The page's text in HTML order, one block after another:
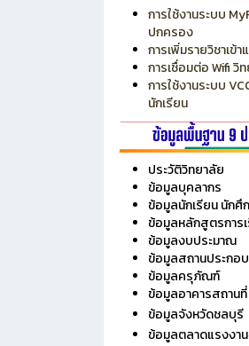
การใช้งานระบบ
ปกครอง
การเพิ่มรายวิชาเข้
การเชื่อมต่อ Wifi วิ
การใช้งานระบบ
นักเรียน
ประวัติวิทยาลัย
ข้อมูลบุคลากร
ข้อมูลนักเรียน นักศึ
ข้อมูลหลักสูตรการ
ข้อมูลงบประมาณ
ข้อมูลสถานประกอ
ข้อมูลครุภัณฑ์
ข้อมูลอาคารสถานที่
ข้อมูลจังหวัดชลบุรี
ข้อมูลตลาดแรงงา